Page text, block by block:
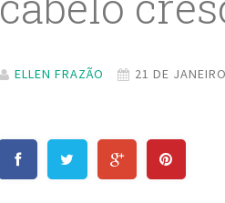
ELLEN FRAZÃO 21 DE